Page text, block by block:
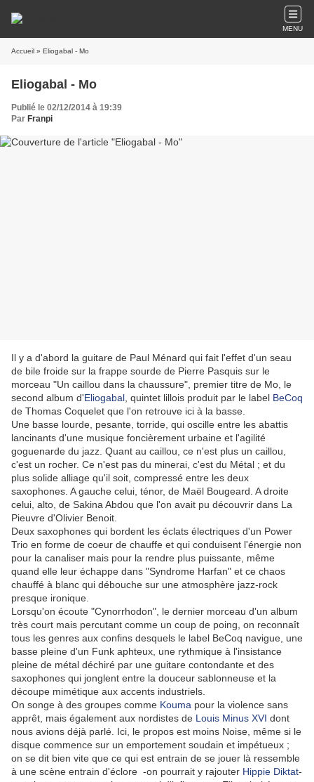
MENU
Accueil » Eliogabal - Mo
Eliogabal - Mo
Publié le 02/12/2014 à 19:39
Par Franpi
Il y a d'abord la guitare de Paul Ménard qui fait l'effet d'un seau
de bile froide sur la frappe sourde de Pierre Pasquis sur le
morceau "Un caillou dans la chaussure", premier titre de Mo, le
second album d'Eliogabal , quintet lillois produit par le label BeCoq
de Thomas Coquelet que l'on retrouve ici à la basse.
Une basse lourde, pesante, torride, qui oscille entre les abattis
lancinants d'une musique foncièrement urbaine et l'agilité
goguenarde du jazz. Quant au caillou, ce n'est plus un caillou,
c'est un rocher. Ce n'est pas du minerai, c'est du Métal ; et du
plus solide alliage qu'il soit, compressé entre les deux
saxophones. A gauche celui, ténor, de Maël Bougeard. A droite
celui, alto, de Sakina Abdou que l'on avait pu découvrir dans La
Pieuvre d'Olivier Benoit.
Deux saxophones qui bordent les éclats électriques d'un Power
Trio en forme de coeur de chauffe et qui conduisent l'énergie non
pour la canaliser mais pour la rendre plus puissante, même
quand elle leur échappe dans "Syndrome Harfan" et ce chaos
chauffé à blanc qui débouche sur une atmosphère jazz-rock
presque ironique.
Lorsqu'on écoute "Cynorrhodon", le dernier morceau d'un album
très court mais percutant comme un coup de poing, on reconnaît
tous les genres aux confins desquels le label BeCoq navigue, une
basse pleine d'un Funk aphteux, une rythmique à l'insistance
pleine de métal déchiré par une guitare contondante et des
saxophones qui jonglent entre la douceur sablonneuse et la
découpe mimétique aux accents industriels.
On songe à des groupes comme Kouma pour la violence sans
apprêt, mais également aux nordistes de Louis Minus XVI dont
nous avions déjà parlé. Ici, le propos est moins Noise, même si le
disque commence sur un emportement soudain et impétueux ;
on se dit bien vite que ce qui est entrain de se jouer là ressemble
à une scène entrain d'éclore -on pourrait y rajouter Hippie Diktat-